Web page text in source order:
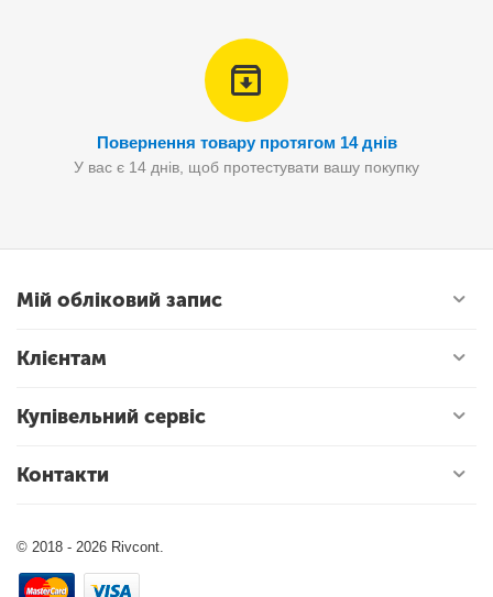
Повернення товару протягом 14 днів
У вас є 14 днів, щоб протестувати вашу покупку
Мій обліковий запис
Клієнтам
Купівельний сервіс
Контакти
© 2018 - 2026 Rivcont.